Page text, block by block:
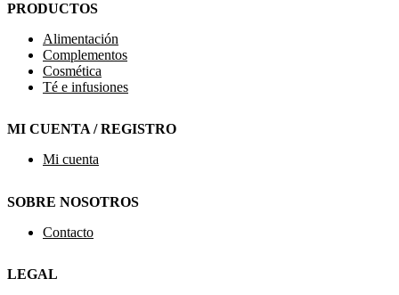
PRODUCTOS
Alimentación
Complementos
Cosmética
Té e infusiones
MI CUENTA / REGISTRO
Mi cuenta
SOBRE NOSOTROS
Contacto
LEGAL